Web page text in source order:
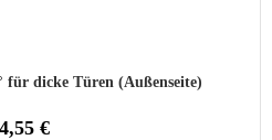
für dicke Türen (Außenseite)
4,55 €